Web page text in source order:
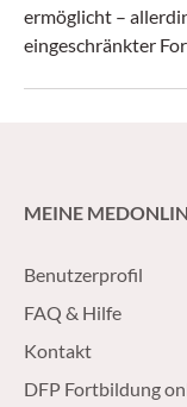
ermöglicht –
eingeschränkter
MEINE
Benutzerprofil
FAQ & Hilfe
Kontakt
DFP Fortbildung